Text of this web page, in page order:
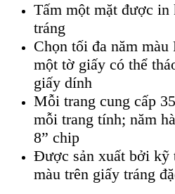
Tấm một mặt được in
tráng
Chọn tối đa năm màu
một tờ giấy có thể
giấy dính
Mỗi trang cung cấp
mỗi trang tính; năm
8” chip
Được sản xuất bởi kỹ
màu trên giấy tráng